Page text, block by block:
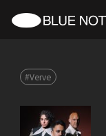
#Verve